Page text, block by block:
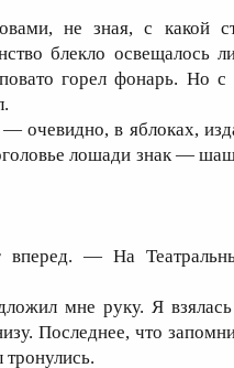
не зная, с какой
блекло освещалось
горел фонарь. Но
— очевидно, в яблоках,
лошади знак —
— На
мне руку. Я
Последнее, что
тронулись.